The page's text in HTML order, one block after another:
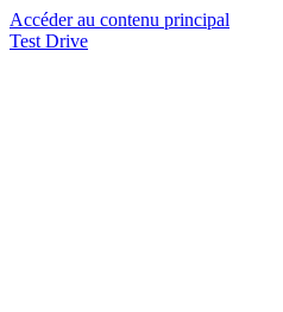
Accéder au contenu principal
Test Drive